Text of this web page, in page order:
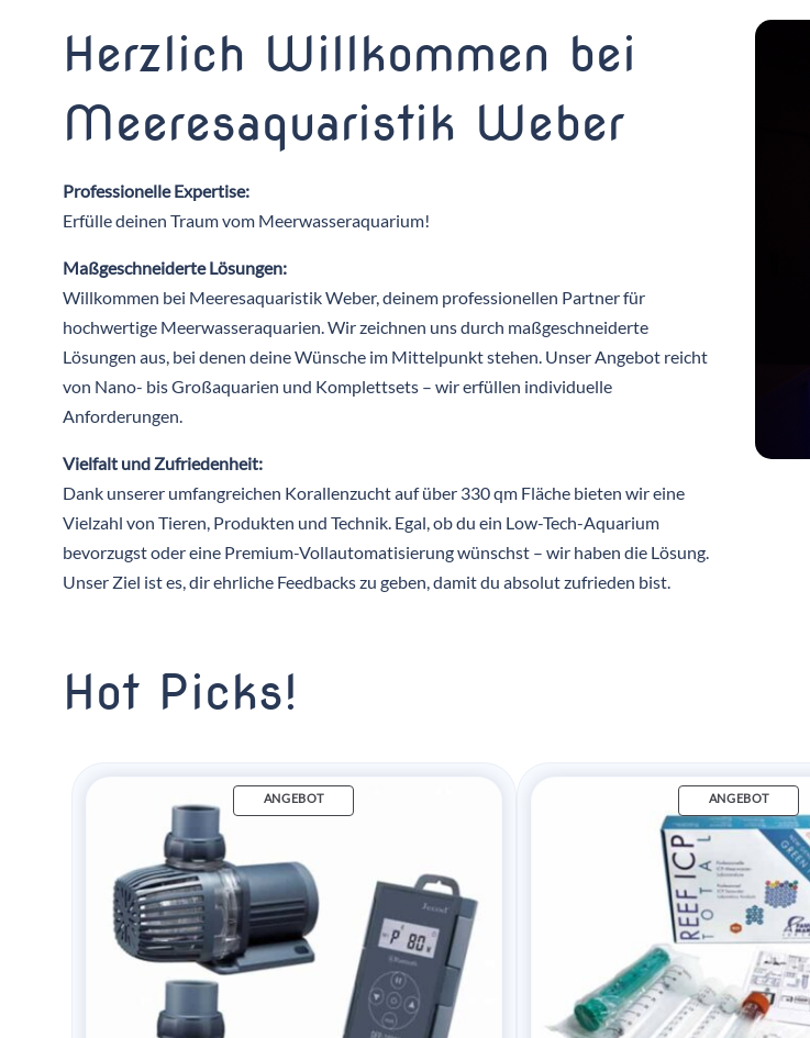
Herzlich Willkommen bei
Meeresaquaristik Weber
Professionelle Expertise:
Erfülle deinen Traum vom Meerwasseraquarium!
Maßgeschneiderte Lösungen:
Willkommen bei Meeresaquaristik Weber, deinem professionellen Partner für
hochwertige Meerwasseraquarien. Wir zeichnen uns durch maßgeschneiderte
Lösungen aus, bei denen deine Wünsche im Mittelpunkt stehen. Unser Angebot reicht
von Nano- bis Großaquarien und Komplettsets – wir erfüllen individuelle
Anforderungen.
Vielfalt und Zufriedenheit:
Dank unserer umfangreichen Korallenzucht auf über 330 qm Fläche bieten wir eine
Vielzahl von Tieren, Produkten und Technik. Egal, ob du ein Low-Tech-Aquarium
bevorzugst oder eine Premium-Vollautomatisierung wünschst – wir haben die Lösung.
Unser Ziel ist es, dir ehrliche Feedbacks zu geben, damit du absolut zufrieden bist.
Hot Picks!
ANGEBOT ANGEBOT